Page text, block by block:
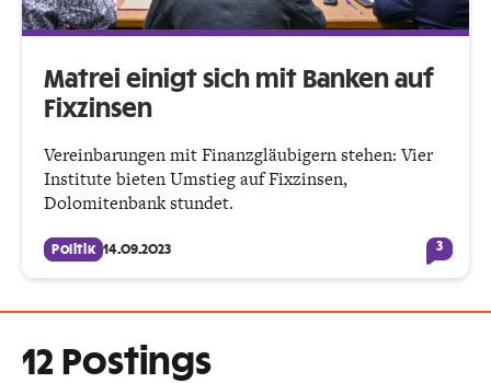
Matrei einigt sich mit Banken auf
Fixzinsen
Vereinbarungen mit Finanzgläubigern stehen: Vier
Institute bieten Umstieg auf Fixzinsen,
Dolomitenbank stundet.
Politik 14.09.2023 3
12 Postings